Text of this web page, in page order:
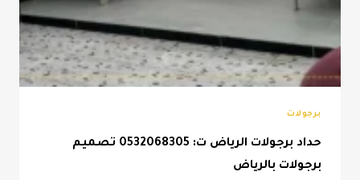
برجولات
حداد برجولات الرياض ت: 0532068305 تصميم
برجولات بالرياض